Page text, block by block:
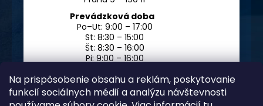
Na prispôsobenie obsahu a reklám, poskytovanie
funkcií sociálnych médií a analýzu návštevnosti
Prevádzková doba
Po–Ut: 9:00 – 17:00
St: 8:30 – 15:00
Št: 8:30 – 16:00
Pi: 9:00 – 16:00